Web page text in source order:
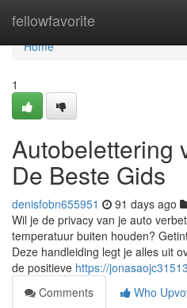
fellowfavorite
Home
Home
1
Autobelettering
De Beste Gids
denisfobn655951 91 days ago
Wil je de privacy van je auto
temperatuur buiten houden?
Deze handleiding legt je alles uit
de positieve https://
Comments
Who